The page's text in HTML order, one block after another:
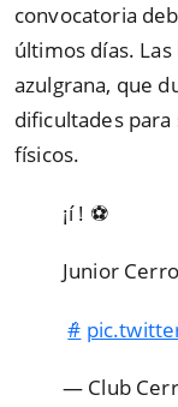
convocatoria
últimos días.
azulgrana, que
dificultades
físicos.
¡í ! ⚽️
Junior
️#́
— Club